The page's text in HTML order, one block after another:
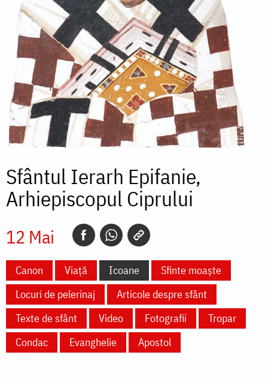
Sfântul Ierarh Epifanie,
Arhiepiscopul Ciprului
12 Mai
Canon Viață Icoane
Sfinte moaște
Locuri de pelerinaj
Articole despre sfânt
Texte de sfânt
Video Fotografii
Tropar
Condac
Evanghelie Apostol